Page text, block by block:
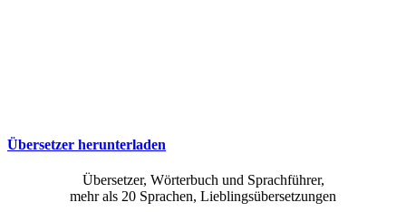
Übersetzer herunterladen
Übersetzer, Wörterbuch und Sprachführer,
mehr als 20 Sprachen, Lieblingsübersetzungen